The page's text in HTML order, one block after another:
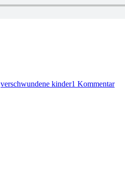
verschwundene kinder1 Kommentar519: